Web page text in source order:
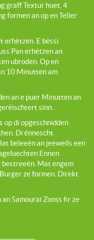
graff Textur huet, 4
formen an op en Teller
erhëtzen. E bëssi
Pan erhëtzen an
ubroden. Op en
10 Minutten am
an e puer Minutten an
sinn.
op di opgeschnidden
Di ënnescht
beleeën an jeeweils een
Ennen
Mat engem
ze formen. Direkt
Samouraï Zooss fir ze